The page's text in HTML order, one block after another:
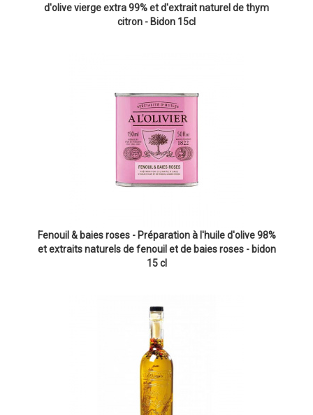
d'olive vierge extra 99% et d'extrait naturel de thym
citron - Bidon 15cl
Fenouil & baies roses - Préparation à l'huile d'olive 98%
et extraits naturels de fenouil et de baies roses - bidon
15 cl